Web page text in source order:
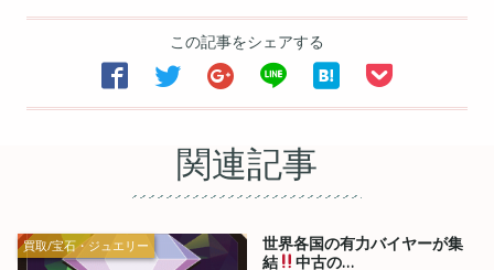
この記事をシェアする
     
関連記事
買取/宝石・ジュエリー
世界各国の有力バイヤーが集
結
中古の…